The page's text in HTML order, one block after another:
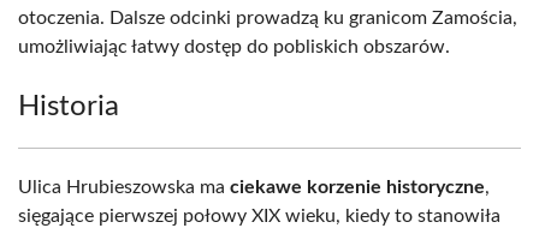
otoczenia. Dalsze odcinki prowadzą ku granicom Zamościa,
umożliwiając łatwy dostęp do pobliskich obszarów.
Historia
Ulica Hrubieszowska ma ciekawe korzenie historyczne,
sięgające pierwszej połowy XIX wieku, kiedy to stanowiła